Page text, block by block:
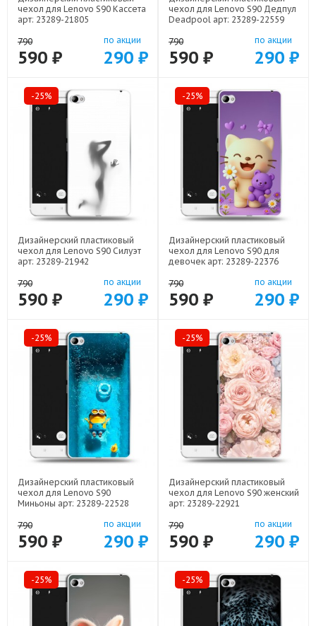
чехол для Lenovo S90 Кассета
арт: 23289-21805
790
590 ₽
по акции
290 ₽
чехол для Lenovo S90 Дедпул
Deadpool арт: 23289-22559
790
590 ₽
по акции
290 ₽
-25%
Дизайнерский пластиковый
чехол для Lenovo S90 Силуэт
арт: 23289-21942
790
590 ₽
по акции
290 ₽
-25%
Дизайнерский пластиковый
чехол для Lenovo S90 для
девочек арт: 23289-22376
790
590 ₽
по акции
290 ₽
-25%
Дизайнерский пластиковый
чехол для Lenovo S90
Миньоны арт: 23289-22528
790
590 ₽
по акции
290 ₽
-25%
Дизайнерский пластиковый
чехол для Lenovo S90 женский
арт: 23289-22921
790
590 ₽
по акции
290 ₽
-25% -25%